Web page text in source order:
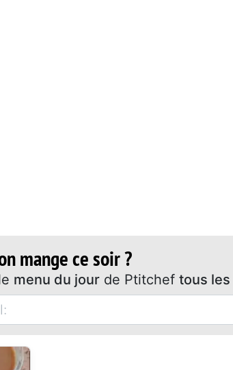
mange ce soir ?
menu du jour de Ptitcheftous